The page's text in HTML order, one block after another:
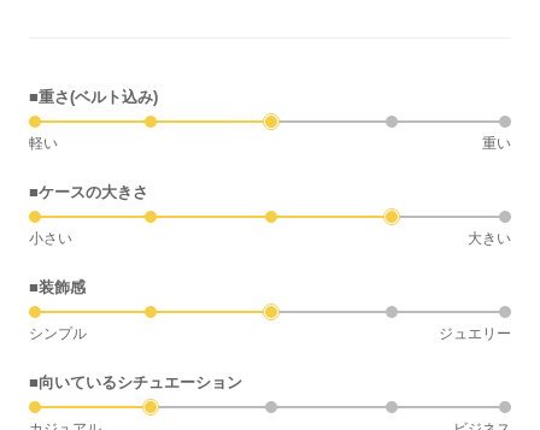
■重さ(ベルト込み)
軽い 重い
■ケースの大きさ
小さい 大きい
■装飾感
シンプル ジュエリー
■向いているシチュエーション